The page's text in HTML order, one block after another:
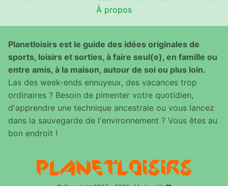
À propos
Planetloisirs est le guide des idées originales de
sports, loisirs et sorties, à faire seul(e), en famille ou
entre amis, à la maison, autour de soi ou plus loin.
Las des week-ends ennuyeux, des vacances trop
ordinaires ? Besoin de pimenter votre quotidien,
d'apprendre une technique ancestrale ou vous lancez
dans la sauvegarde de l'environnement ? Vous êtes au
bon endroit !